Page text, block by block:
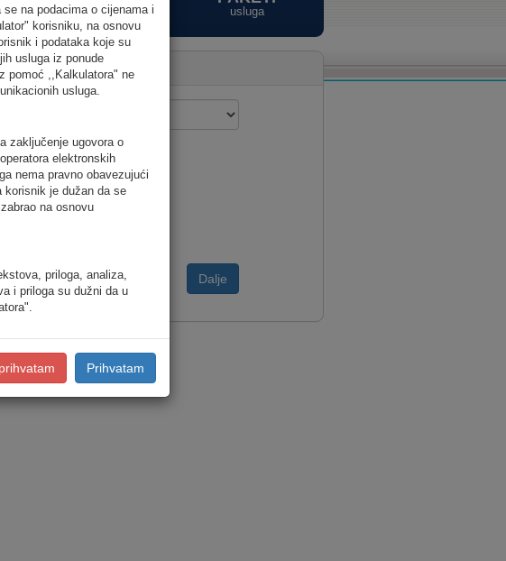
usluge usluge usluga
Dalje
na podacima o cijenama i
korisniku, na osnovu
i podataka koje su
usluga iz ponude
pomoć ,,Kalkulatora" ne
usluga.
zaključenje ugovora o
elektronskih
nema pravno obavezujući
korisnik je dužan da se
na osnovu
priloga, analiza,
i priloga su dužni da u
Prihvatam